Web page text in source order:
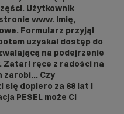
Użytkownik
www. Imię,
Formularz przyjął
uzyskał dostęp do
na podejrzenie
ręce z radości na
zarobi… Czy
się dopiero za 68 lat i
PESEL może Ci